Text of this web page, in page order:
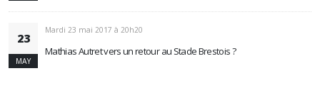
23
MAY
Mardi 23 mai 2017 à 20h20
Mathias Autret vers un retour au Stade Brestois ?